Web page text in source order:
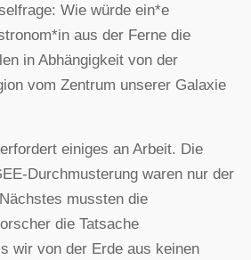
Wie würde ein*e
aus der Ferne die
in Abhängigkeit von der
vom Zentrum unserer Galaxie
einiges an Arbeit. Die
Durchmusterung waren nur der
mussten die
die Tatsache
wir von der Erde aus keinen